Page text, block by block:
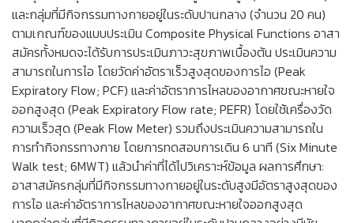
และกลุ่มที่มีกิจกรรมทางกายอยู่ในระดับปานกลาง (จำนวน 20 คน)
ตามเกณฑ์ของแบบประเมิน Composite Physical Functions อาสา
สมัครทั้งหมดจะได้รับการประเมินภาวะสุขภาพเบื้องต้น ประเมินความ
สามารถในการไอ โดยวัดค่าอัตราเร็วสูงสุดของการไอ (Peak
Expiratory Flow; PCF) และค่าอัตราการไหลของอากาศขณะหายใจ
ออกสูงสุด (Peak Expiratory Flow rate; PEFR) โดยใช้เครื่องวัด
ความเร็วสุด (Peak Flow Meter) รวมถึงประเมินความสามารถใน
การทำกิจกรรทางกาย โดยการทดสอบการเดิน 6 นาที (Six Minute
Walk test; 6MWT) แล้วนำค่าที่ได้ไปวิเคราะห์ข้อมูล ผลการศึกษา:
อาสาสมัครกลุ่มที่มีกิจกรรมทางกายอยู่ในระดับสูงมีอัตราสูงสุดของ
การไอ และค่าอัตราการไหลของอากาศขณะหายใจออกสูงสุด